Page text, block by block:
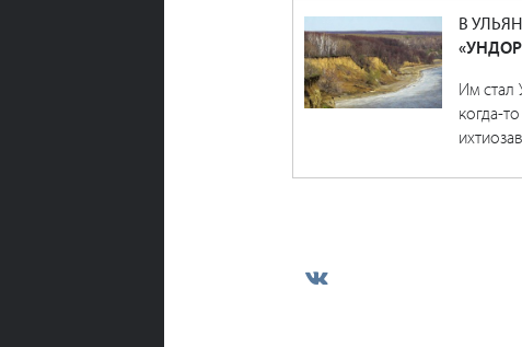
В
Им стал
когда-